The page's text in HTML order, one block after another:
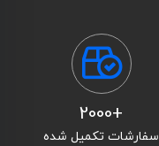
+2000
سفارشات تکمیل شده